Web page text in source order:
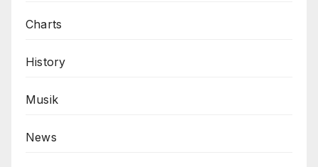
Charts
History
Musik
News